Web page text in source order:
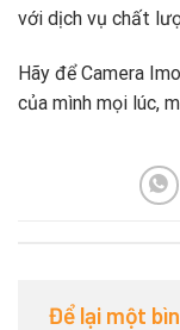
với dịch vụ chất
Hãy để Camera
của mình mọi lúc,
Để lại một